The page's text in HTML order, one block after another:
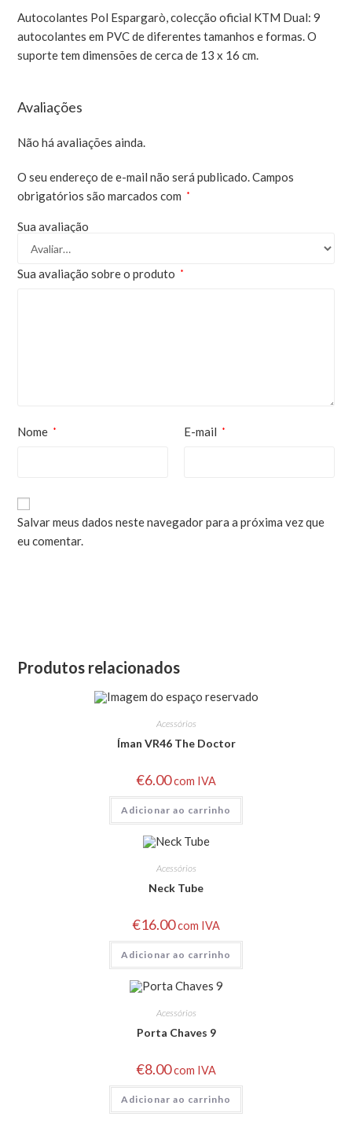
Autocolantes Pol Espargarò, colecção oficial KTM Dual: 9
autocolantes em PVC de diferentes tamanhos e formas. O
suporte tem dimensões de cerca de 13 x 16 cm.
Avaliações
Não há avaliações ainda.
O seu endereço de e-mail não será publicado.Campos
obrigatórios são marcados com
*
Sua avaliação
Sua avaliação sobre o produto *
Nome * E-mail *
Salvar meus dados neste navegador para a próxima vez que
eu comentar.
Produtos relacionados
Acessórios
Íman VR46 The Doctor
€6.00com IVA
Adicionar ao carrinho
Acessórios
Neck Tube
€16.00com IVA
Adicionar ao carrinho
Acessórios
Porta Chaves 9
€8.00com IVA
Adicionar ao carrinho